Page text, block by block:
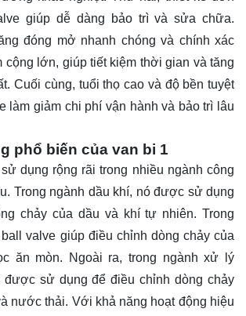
giúp dễ dàng bảo trì và sửa chữa.
đóng mở nhanh chóng và chính xác
cộng lớn, giúp tiết kiệm thời gian và tăng
Cuối cùng, tuổi thọ cao và độ bền tuyệt
làm giảm chi phí vận hành và bảo trì lâu
phổ biến của van bi 1
dụng rộng rãi trong nhiều ngành công
Trong ngành dầu khí, nó được sử dụng
chảy của dầu và khí tự nhiên. Trong
valve giúp điều chỉnh dòng chảy của
ăn mòn. Ngoài ra, trong ngành xử lý
sử dụng để điều chỉnh dòng chảy
nước thải. Với khả năng hoạt động hiệu